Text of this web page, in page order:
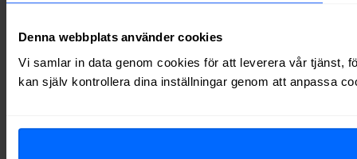
Denna webbplats använder cookies
Vi samlar in data genom cookies för att leverera vår tjänst,
kan själv kontrollera dina inställningar genom att anpassa